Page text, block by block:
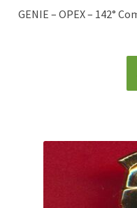
GENIE – OPEX – 142°